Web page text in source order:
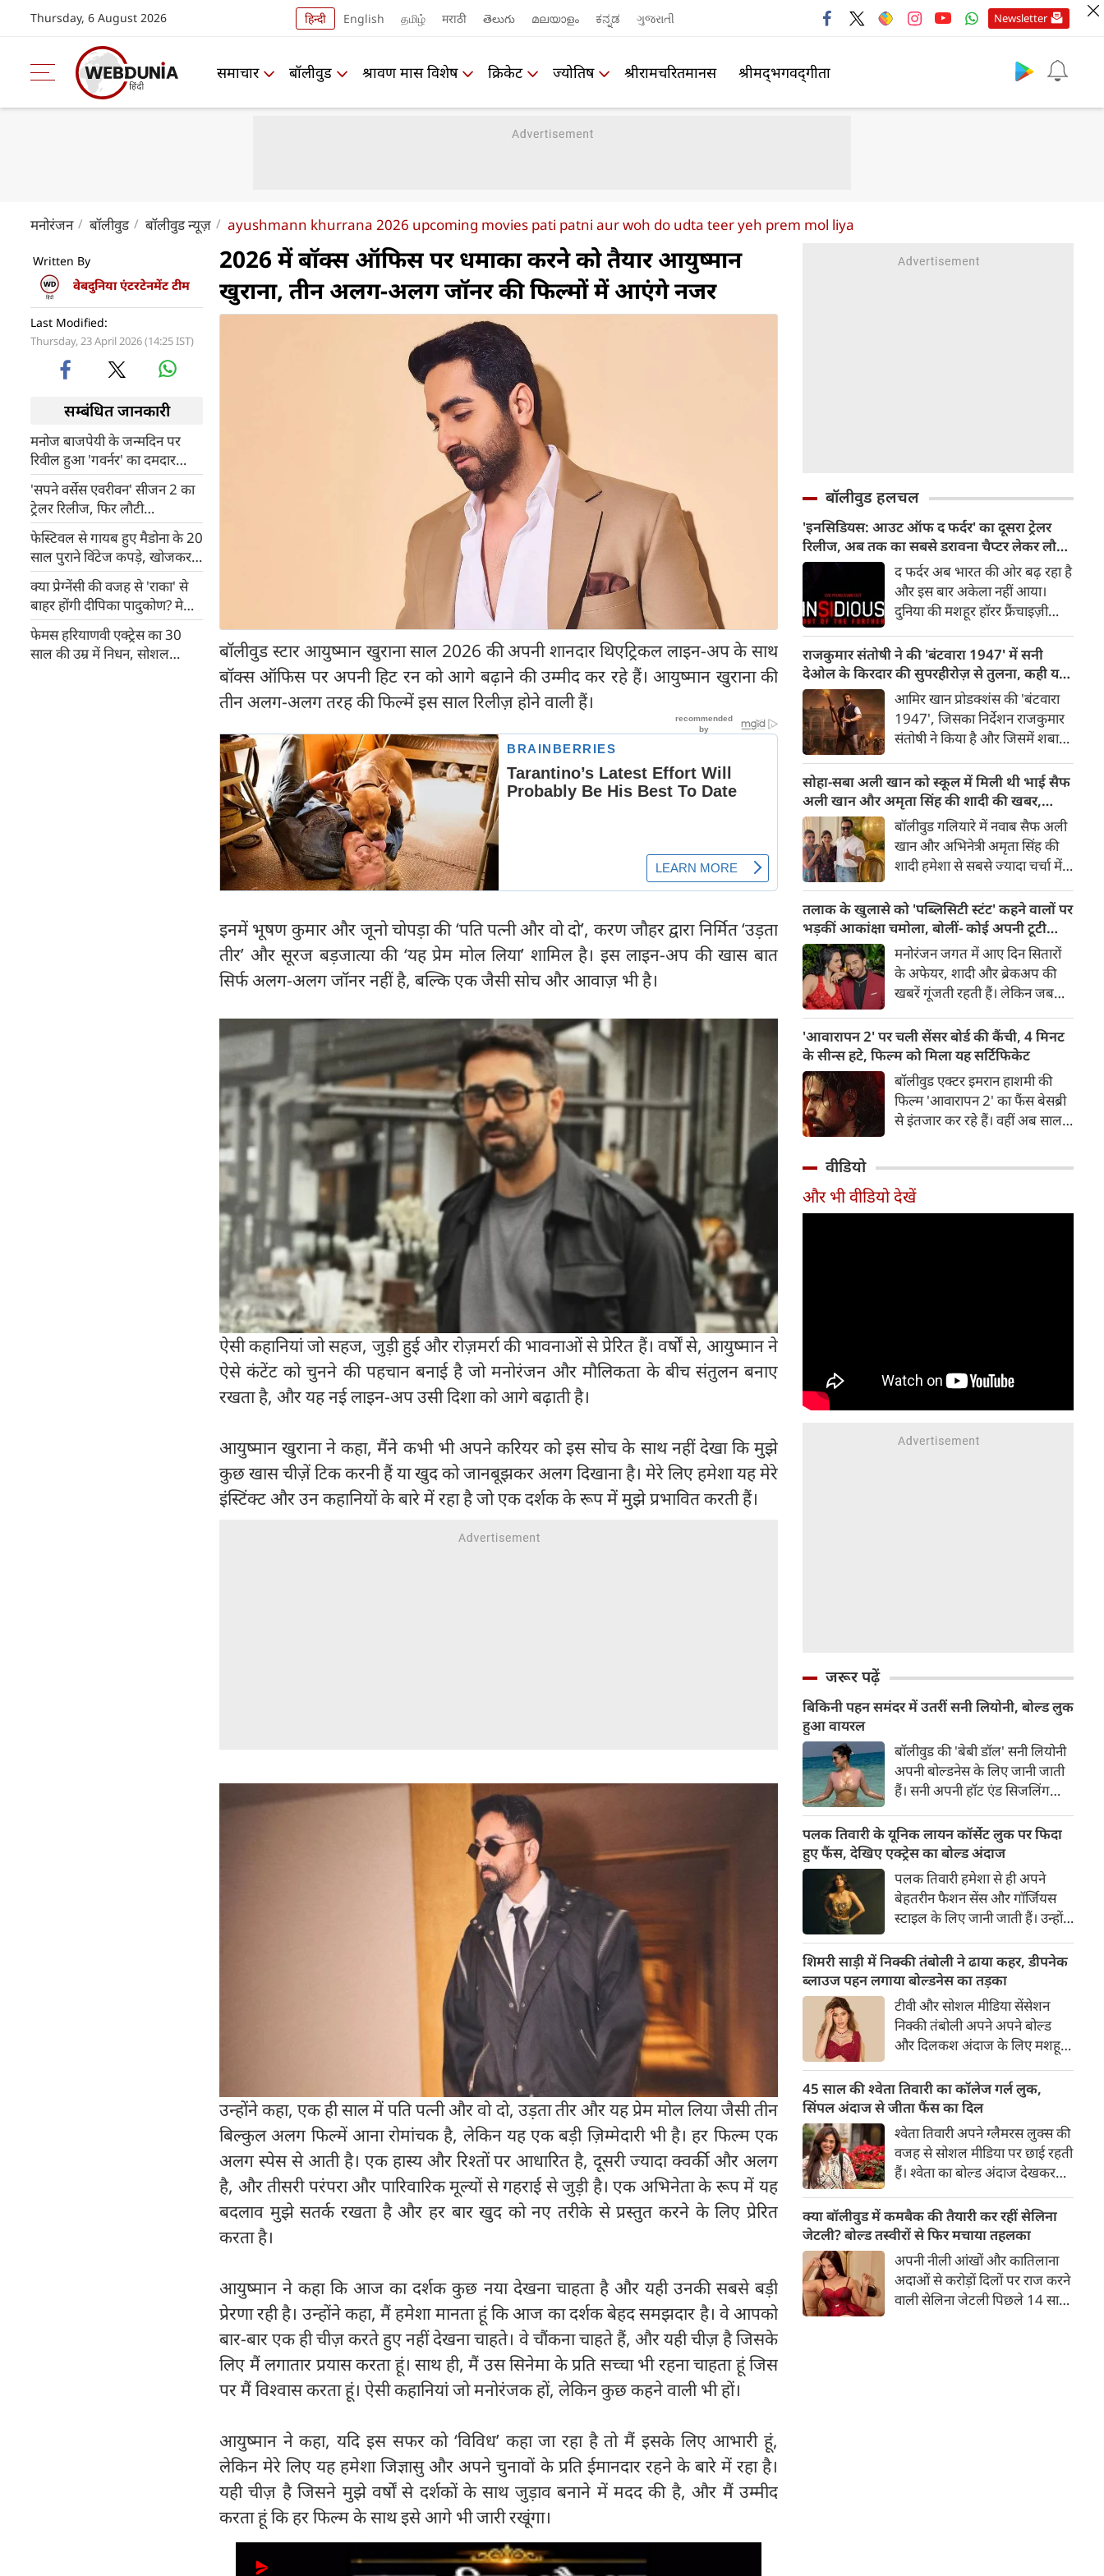
Thursday, 6 August 2026 हिन्दी English தமிழ் मराठी తెలుగు മലയാളം ಕನ್ನಡ ગુજરાતી Newsletter
समाचार बॉलीवुड श्रावण मास विशेष क्रिकेट ज्योतिष श्रीरामचरितमानस श्रीमद्‍भगवद्‍गीता
मनोरंजन बॉलीवुड बॉलीवुड न्यूज़ ayushmann khurrana 2026 upcoming movies pati patni aur woh do udta teer yeh prem mol liya
Written By
वेबदुनिया एंटरटेनमेंट टीम
Last Modified:
Thursday, 23 April 2026 (14:25 IST)
सम्बंधित जानकारी
मनोज बाजपेयी के जन्मदिन पर
रिवील हुआ 'गवर्नर' का दमदार
पोस्टर, पहली बार विपुल अमृतलाल
शाह करने जा रहे काम
'सपने वर्सेस एवरीवन' सीजन 2 का
ट्रेलर रिलीज, फिर लौटी
महत्वाकांक्षा और बदले की कहानी
फेस्टिवल से गायब हुए मैडोना के 20
साल पुराने विंटेज कपड़े, खोजकर
लाने वाले को पॉप स्टार देंगी बड़ा
इनाम
क्या प्रेग्नेंसी की वजह से 'राका' से
बाहर होंगी दीपिका पादुकोण? मेकर्स
ने तोड़ी चुप्पी
फेमस हरियाणवी एक्ट्रेस का 30
साल की उम्र में निधन, सोशल
2026 में बॉक्स ऑफिस पर धमाका करने को तैयार आयुष्मान
खुराना, तीन अलग-अलग जॉनर की फिल्मों में आएंगे नजर
बॉलीवुड स्टार आयुष्मान खुराना साल 2026 की अपनी शानदार थिएट्रिकल लाइन-अप के साथ
बॉक्स ऑफिस पर अपनी हिट रन को आगे बढ़ाने की उम्मीद कर रहे हैं। आयुष्मान खुराना की
तीन अलग-अलग तरह की फिल्में इस साल रिलीज़ होने वाली हैं।
इनमें भूषण कुमार और जूनो चोपड़ा की ‘पति पत्नी और वो दो’, करण जौहर द्वारा निर्मित ‘उड़ता
तीर’ और सूरज बड़जात्या की ‘यह प्रेम मोल लिया’ शामिल है। इस लाइन-अप की खास बात
सिर्फ अलग-अलग जॉनर नहीं है, बल्कि एक जैसी सोच और आवाज़ भी है।
ऐसी कहानियां जो सहज, जुड़ी हुई और रोज़मर्रा की भावनाओं से प्रेरित हैं। वर्षों से, आयुष्मान ने
ऐसे कंटेंट को चुनने की पहचान बनाई है जो मनोरंजन और मौलिकता के बीच संतुलन बनाए
रखता है, और यह नई लाइन-अप उसी दिशा को आगे बढ़ाती है।
आयुष्मान खुराना ने कहा, मैंने कभी भी अपने करियर को इस सोच के साथ नहीं देखा कि मुझे
कुछ खास चीज़ें टिक करनी हैं या खुद को जानबूझकर अलग दिखाना है। मेरे लिए हमेशा यह मेरे
इंस्टिंक्ट और उन कहानियों के बारे में रहा है जो एक दर्शक के रूप में मुझे प्रभावित करती हैं।
उन्होंने कहा, एक ही साल में पति पत्नी और वो दो, उड़ता तीर और यह प्रेम मोल लिया जैसी तीन
बिल्कुल अलग फिल्में आना रोमांचक है, लेकिन यह एक बड़ी ज़िम्मेदारी भी है। हर फिल्म एक
अलग स्पेस से आती है। एक हास्य और रिश्तों पर आधारित है, दूसरी ज्यादा क्वर्की और अलग
है, और तीसरी परंपरा और पारिवारिक मूल्यों से गहराई से जुड़ी है। एक अभिनेता के रूप में यह
बदलाव मुझे सतर्क रखता है और हर बार खुद को नए तरीके से प्रस्तुत करने के लिए प्रेरित
करता है।
आयुष्मान ने कहा कि आज का दर्शक कुछ नया देखना चाहता है और यही उनकी सबसे बड़ी
प्रेरणा रही है। उन्होंने कहा, मैं हमेशा मानता हूं कि आज का दर्शक बेहद समझदार है। वे आपको
बार-बार एक ही चीज़ करते हुए नहीं देखना चाहते। वे चौंकना चाहते हैं, और यही चीज़ है जिसके
लिए मैं लगातार प्रयास करता हूं। साथ ही, मैं उस सिनेमा के प्रति सच्चा भी रहना चाहता हूं जिस
पर मैं विश्वास करता हूं। ऐसी कहानियां जो मनोरंजक हों, लेकिन कुछ कहने वाली भी हों।
आयुष्मान ने कहा, यदि इस सफर को ‘विविध’ कहा जा रहा है तो मैं इसके लिए आभारी हूं,
लेकिन मेरे लिए यह हमेशा जिज्ञासु और अपने चुनावों के प्रति ईमानदार रहने के बारे में रहा है।
यही चीज़ है जिसने मुझे वर्षों से दर्शकों के साथ जुड़ाव बनाने में मदद की है, और मैं उम्मीद
करता हूं कि हर फिल्म के साथ इसे आगे भी जारी रखूंगा।
बॉलीवुड हलचल
'इनसिडियस: आउट ऑफ द फर्दर' का दूसरा ट्रेलर
रिलीज, अब तक का सबसे डरावना चैप्टर लेकर लौट
रही हॉरर फ्रैंचाइजीद फर्दर अब भारत की ओर बढ़ रहा है
और इस बार अकेला नहीं आया।
दुनिया की मशहूर हॉरर फ्रैंचाइज़ी
चुका है, जो दर्शकों को इस डरावनी
दुनिया में और गहराई तक ले जाता है।
रोंगटे खड़े कर देने वाले नए दृश्यों से
भरपूर यह ट्रेलर इनसिडियस सीरीज़
के अब तक के सबसे डरावने और
सबसे अंधेरे अध्याय की झलक देता
है।
राजकुमार संतोषी ने की 'बंटवारा 1947' में सनी
देओल के किरदार की सुपरहीरोज़ से तुलना, कही यह
बात
आमिर खान प्रोडक्शंस की 'बंटवारा
1947', जिसका निर्देशन राजकुमार
संतोषी ने किया है और जिसमें शबाना
जिंटा मुख्य भूमिकाओं में हैं, 14
अगस्त 2026 को दुनियाभर के
सिनेमाघरों में रिलीज़ होगी। हाल ही में
रिलीज हुए फिल्म के ट्रेलर ने भारत के
बंटवारे के दर्दनाक इतिहास की दमदार
झलक दिखाकर दर्शकों के बीच
फिल्म को लेकर उत्साह और भी बढ़ा
दिया है।
सोहा-सबा अली खान को स्कूल में मिली थी भाई सैफ
अली खान और अमृता सिंह की शादी की खबर,
बताया चौंकाने वाला किस्साबॉलीवुड गलियारे में नवाब सैफ अली
खान और अभिनेत्री अमृता सिंह की
शादी हमेशा से सबसे ज्यादा चर्चा में
साल 1991 में हुई इस शादी को
लेकर आज भी कई ऐसे राज़ हैं,
जिनसे पर्दा उठना बाकी है। हाल ही में
सैफ अली खान की बहनों—अभिनेत्री
सोहा अली खान और सबा अली खान
ने इस शादी से जुड़ा एक बेहद
दिलचस्प और चौंकाने वाला किस्सा
साझा किया है।
तलाक के खुलासे को 'पब्लिसिटी स्टंट' कहने वालों पर
भड़कीं आकांक्षा चमोला, बोलीं- कोई अपनी टूटी
शादी का तमाशा नहीं बनातामनोरंजन जगत में आए दिन सितारों
के अफेयर, शादी और ब्रेकअप की
खबरें गूंजती रहती हैं। लेकिन जब
पॉपुलर कपल्स के अलग होने की
खबर आती है, तो फैंस का दिल टूट
जाता है। टीवी इंडस्ट्री के मशहूर और
टैलेंटेड एक्टर गौरव खन्ना और उनकी
पत्नी व एक्ट्रेस आकांक्षा चमोला इन
दिनों अपने रिश्ते को लेकर जबरदस्त
'आवारापन 2' पर चली सेंसर बोर्ड की कैंची, 4 मिनट
के सीन्स हटे, फिल्म को मिला यह सर्टिफिकेट
बॉलीवुड एक्टर इमरान हाशमी की
फिल्म 'आवारापन 2' का फैंस बेसब्री
से इंतजार कर रहे हैं। वहीं अब साल
फिल्म सर्टिफिकेशन (CBFC) से हरी
झंडी मिल गई है।
वीडियो
और भी वीडियो देखें
जरूर पढ़ें
बिकिनी पहन समंदर में उतरीं सनी लियोनी, बोल्ड लुक
हुआ वायरल
बॉलीवुड की 'बेबी डॉल' सनी लियोनी
अपनी बोल्डनेस के लिए जानी जाती
हैं। सनी अपनी हॉट एंड सिजलिंग
रहती हैं। फैंस सनी लियोनी की तस्वीरों
का बेसब्री से इंतजार करते हैं। इस बार
सनी लियोनी ने मालदीव वेकेशन से
अपनी कुछ बोल्ड तस्वीरें शेयर की है।
पलक तिवारी के यूनिक लायन कॉर्सेट लुक पर फिदा
हुए फैंस, देखिए एक्ट्रेस का बोल्ड अंदाज
पलक तिवारी हमेशा से ही अपने
बेहतरीन फैशन सेंस और गॉर्जियस
स्टाइल के लिए जानी जाती हैं। उन्होंने
फिर फैंस का दिल जीत लिया है।
पलक ने एक बेहद यूनीक और
स्टाइलिश गोल्डन कॉर्सेट टॉप में
अपनी कुछ तस्वीरें शेयर की है।
शिमरी साड़ी में निक्की तंबोली ने ढाया कहर, डीपनेक
ब्लाउज पहन लगाया बोल्डनेस का तड़का
टीवी और सोशल मीडिया सेंसेशन
निक्की तंबोली अपने अपने बोल्ड
और दिलकश अंदाज के लिए मशहूर
इंटरनेट पर तहलका मचाती रहती हैं।
इस बार निक्की ने मरून कलर की
साड़ी में अपनी कुछ सुपर सिजलिंग
तस्वीरें शेयर की है। खूबसूरत शिमरी
साड़ी में निक्की की अदाएं देखने
लायक है।
45 साल की श्वेता तिवारी का कॉलेज गर्ल लुक,
सिंपल अंदाज से जीता फैंस का दिल
श्वेता तिवारी अपने ग्लैमरस लुक्स की
वजह से सोशल मीडिया पर छाई रहती
हैं। श्वेता का बोल्ड अंदाज देखकर
बच्चों की मां हैं। 45 साल की श्वेता
तिवारी की तस्वीरों पर फैंस जमकर
प्यार लुटाते हैं। इस बार श्वेता तिवारी
ने वेकेशन से अपनी कुछ तस्वीरें शेयर
की है।
क्या बॉलीवुड में कमबैक की तैयारी कर रहीं सेलिना
जेटली? बोल्ड तस्वीरों से फिर मचाया तहलका
अपनी नीली आंखों और कातिलाना
अदाओं से करोड़ों दिलों पर राज करने
वाली सेलिना जेटली पिछले 14 साल